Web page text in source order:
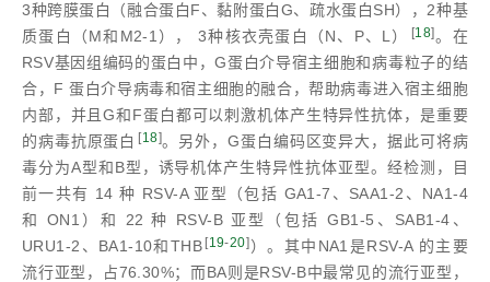
3种跨膜蛋白（融合蛋白F、黏附蛋白G、疏水蛋白SH），2种基
质蛋白（M和M2-1）， 3种核衣壳蛋白（N、P、L）
[18]。在
RSV基因组编码的蛋白中，G蛋白介导宿主细胞和病毒粒子的结
合，F 蛋白介导病毒和宿主细胞的融合，帮助病毒进入宿主细胞
内部，并且G和F蛋白都可以刺激机体产生特异性抗体，是重要
的病毒抗原蛋白 [18]。另外，G蛋白编码区变异大，据此可将病
毒分为A型和B型，诱导机体产生特异性抗体亚型。经检测，目
前一共有 14 种 RSV-A 亚型（包括 GA1-7、SAA1-2、NA1-4
和 ON1）和 22 种 RSV-B 亚型（包括 GB1-5、SAB1-4、
URU1-2、BA1-10和THB [19-20]）。其中NA1是RSV-A 的主要
流行亚型，占76.30%；而BA则是RSV-B中最常见的流行亚型，